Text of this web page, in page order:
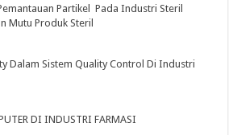
Partikel Pada Industri Steril
Mutu Produk Steril
Dalam Sistem Quality Control Di Industri
DI INDUSTRI FARMASI